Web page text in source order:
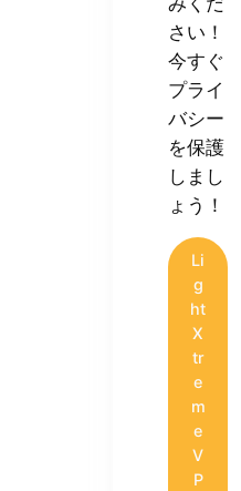
さい！
今すぐ
プライ
バシー
を保護
しまし
ょう！
Li
g
ht
X
tr
e
m
e
V
P